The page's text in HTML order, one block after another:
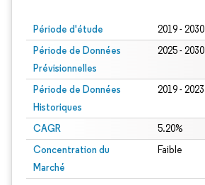
Période d'étude 2019 - 2030
Période de Données
Prévisionnelles
2025 - 2030
Période de Données
Historiques
2019 - 2023
CAGR 5.20%
Concentration du
Marché
Faible